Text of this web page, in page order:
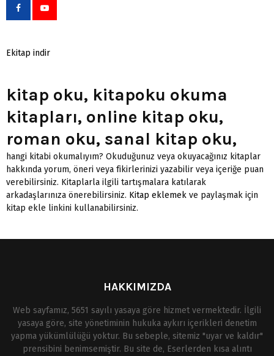
Ekitap indir
kitap oku, kitapoku okuma
kitapları, online kitap oku,
roman oku, sanal kitap oku,
hangi kitabi okumalıyım? Okuduğunuz veya okuyacağınız kitaplar
hakkında yorum, öneri veya fikirlerinizi yazabilir veya içeriğe puan
verebilirsiniz. Kitaplarla ilgili tartışmalara katılarak
arkadaşlarınıza önerebilirsiniz. Kitap eklemek ve paylaşmak için
kitap ekle linkini kullanabilirsiniz.
HAKKIMIZDA
Web sayfamız, 5651 sayılı yasaya göre hizmet vermektedir. İlgili
yasaya göre, site yönetiminin hukuka aykırı içerikleri denetim
yapma yükümlülüğü yoktur. Bu sebeple, sitemiz "uyar ve kaldır"
prensibini benimsemiştir. Bu site de, Eserlerden kısa alıntı